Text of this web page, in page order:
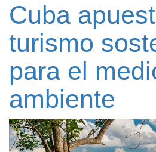
Cuba
turismo
para el
ambiente